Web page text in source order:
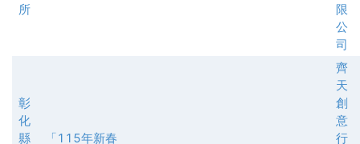
所
限
公
司
彰
化
縣
「115年新春
齊
天
創
意
行